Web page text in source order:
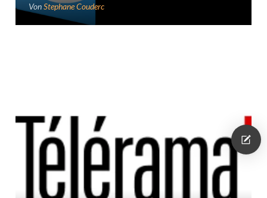
VonStephane Couderc